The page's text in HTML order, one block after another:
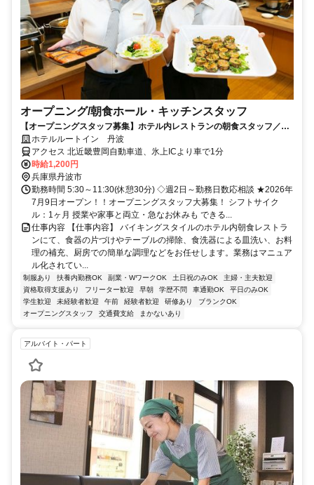
オープニング/朝食ホール・キッチンスタッフ
【オープニングスタッフ募集】ホテル内レストランの朝食スタッフ／飲
食未経験歓迎！主婦(夫)さん活躍中
ホテルルートイン 丹波
アクセス 北近畿豊岡自動車道、氷上ICより車で1分
時給1,200円
兵庫県丹波市
勤務時間 5:30～11:30(休憩30分) ◇週2日～勤務日数応相談 ★2026年
7月9日オープン！！オープニングスタッフ大募集！ シフトサイク
ル：1ヶ月 授業や家事と両立・急なお休みも できる...
仕事内容 【仕事内容】 バイキングスタイルのホテル内朝食レストラ
ンにて、食器の片づけやテーブルの掃除、食洗器による皿洗い、お料
理の補充、厨房での簡単な調理などをお任せします。業務はマニュア
ル化されてい...
制服あり 扶養内勤務OK 副業・WワークOK 土日祝のみOK
主婦・主夫歓迎
資格取得支援あり
フリーター歓迎 早朝 学歴不問 車通勤OK
平日のみOK
学生歓迎
未経験者歓迎 午前 経験者歓迎 研修あり
ブランクOK
オープニングスタッフ
交通費支給 まかないあり
アルバイト・パート